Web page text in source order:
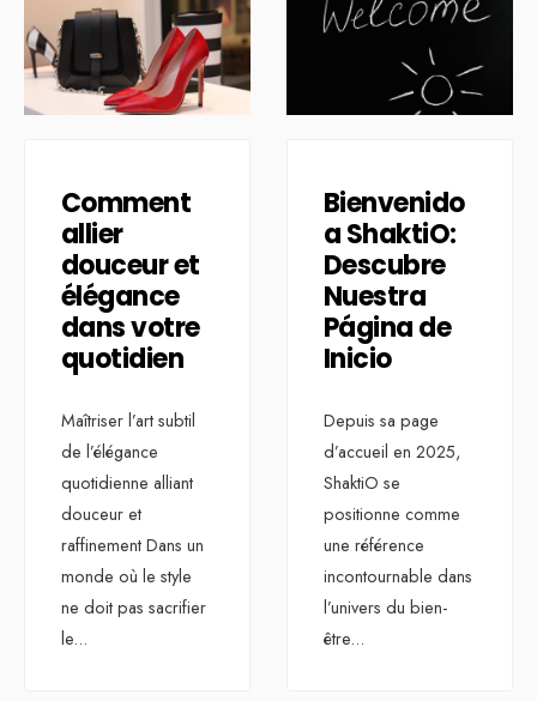
Comment
allier
douceur et
élégance
dans votre
quotidien
Maîtriser l’art subtil
de l’élégance
quotidienne alliant
douceur et
raffinement Dans un
monde où le style
ne doit pas sacrifier
le...
Bienvenido
a ShaktiO:
Descubre
Nuestra
Página de
Inicio
Depuis sa page
d’accueil en 2025,
ShaktiO se
positionne comme
une référence
incontournable dans
l’univers du bien-
être...